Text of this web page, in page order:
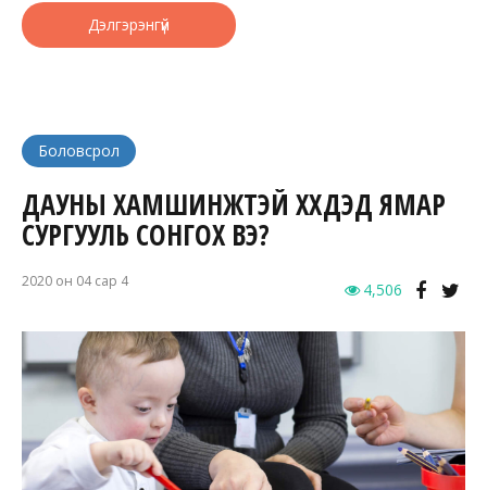
Дэлгэрэнгүй
Боловсрол
ДАУНЫ ХАМШИНЖТЭЙ ХҮҮХДЭД ЯМАР
СУРГУУЛЬ СОНГОХ ВЭ?
2020 он 04 сар 4 4,506